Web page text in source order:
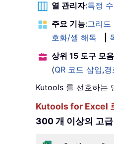
열 관리자:특정
주요 기능:그리드
호화/셀 해독
상위 15 도구 모음
(QR 코드 삽입,
Kutools 를 선호하는
Kutools for Excel
300 개 이상의 고급